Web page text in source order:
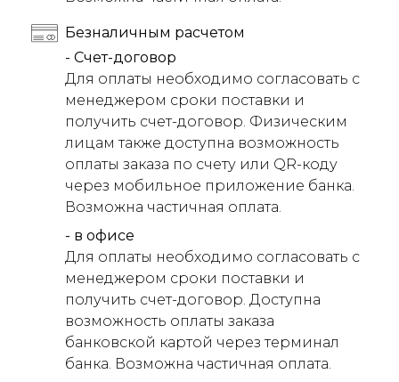
Безналичным расчетом
- Счет-договор
Для оплаты необходимо согласовать с
менеджером сроки поставки и
получить счет-договор. Физическим
лицам также доступна возможность
оплаты заказа по счету или QR-коду
через мобильное приложение банка.
Возможна частичная оплата.
- в офисе
Для оплаты необходимо согласовать с
менеджером сроки поставки и
получить счет-договор. Доступна
возможность оплаты заказа
банковской картой через терминал
банка. Возможна частичная оплата.